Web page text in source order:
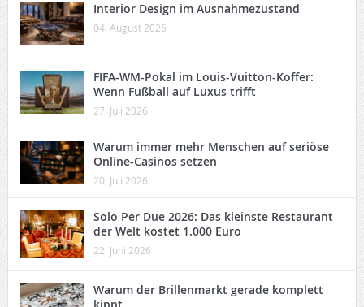
Interior Design im Ausnahmezustand
04. August 2026
FIFA-WM-Pokal im Louis-Vuitton-Koffer:
Wenn Fußball auf Luxus trifft
27. Juli 2026
Warum immer mehr Menschen auf seriöse
Online-Casinos setzen
20. Juli 2026
Solo Per Due 2026: Das kleinste Restaurant
der Welt kostet 1.000 Euro
22. Juni 2026
Warum der Brillenmarkt gerade komplett